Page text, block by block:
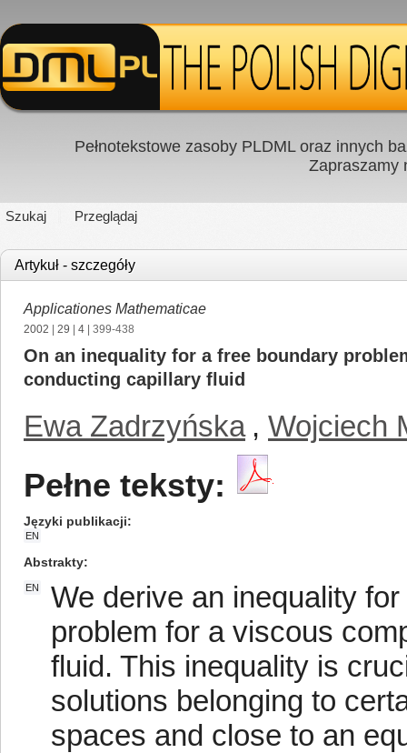
Pełnotekstowe zasoby PLDML oraz innych
Zapraszamy
Szukaj Przeglądaj
Artykuł - szczegóły
Applicationes Mathematicae
2002 29 4 | 399-438
On an inequality for a free boundary
conducting capillary fluid
Ewa Zadrzyńska , Wojciech
Pełne teksty:
Języki publikacji
EN
Abstrakty
EN
We derive an inequality
problem for a viscous
fluid. This inequality is
solutions belonging to
spaces and close to an